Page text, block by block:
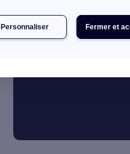
Fermer et
PersonnaliserJe booste mon